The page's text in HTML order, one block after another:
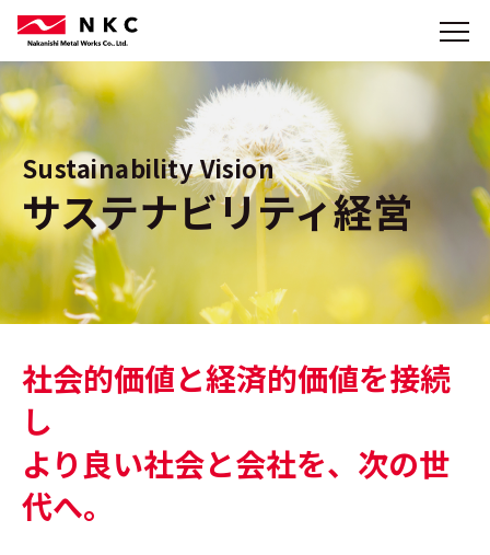
Sustainability Vision
サステナビリティ経営
社会的価値と経済的価値を接続
し
より良い社会と会社を、次の世
代へ。